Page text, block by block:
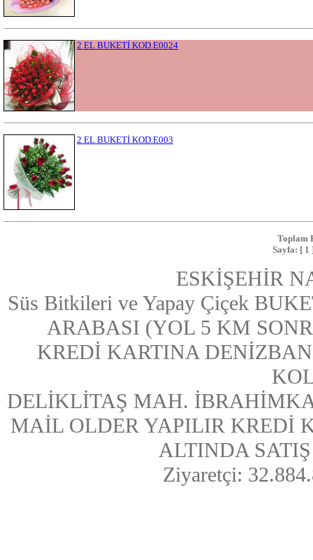
2 EL BUKETİ KOD.E0024
2 EL BUKETİ KOD.E003
Toplam
Sayfa: [ 1
ESKİŞEHİR
Süs Bitkileri ve Yapay Çiçek
ARABASI (YOL 5 KM
KREDİ KARTINA
DELİKLİTAŞ MAH.
MAİL OLDER YAPILIR KREDİ
ALTINDA
Ziyaretçi: